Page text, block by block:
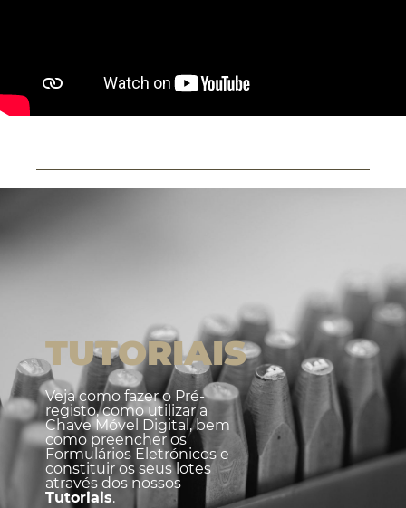
TUTORIAIS
Veja como fazer o Pré-
registo, como utilizar a
Chave Móvel Digital, bem
como preencher os
Formulários Eletrónicos e
constituir os seus lotes
através dos nossos
Tutoriais.